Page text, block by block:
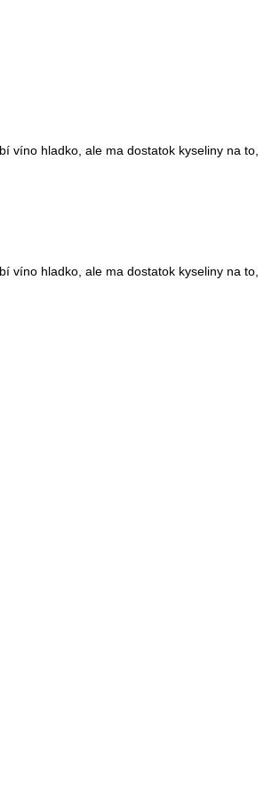
víno hladko, ale ma dostatok kyseliny na to,
víno hladko, ale ma dostatok kyseliny na to,